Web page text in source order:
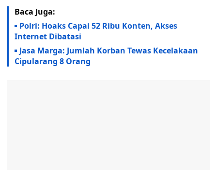
Baca Juga:
Polri: Hoaks Capai 52 Ribu Konten, Akses
Internet Dibatasi
Jasa Marga: Jumlah Korban Tewas Kecelakaan
Cipularang 8 Orang